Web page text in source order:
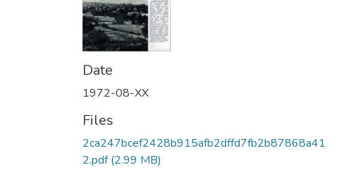
Date
1972-08-XX
Files
2ca247bcef2428b915afb2dffd7fb2b87868a41
2.pdf(2.99 MB)